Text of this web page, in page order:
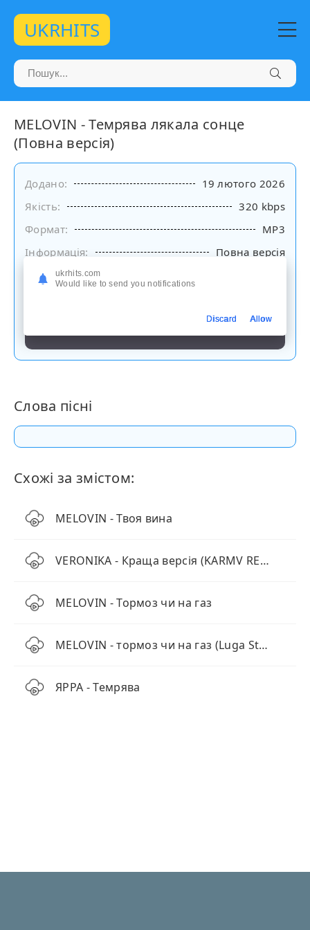
UKRHITS
MELOVIN - Темрява лякала сонце
(Повна версія)
Додано:
19 лютого 2026
Якість:
320 kbps
Формат:
MP3
Інформація:
Повна версія
Слухати
Слова пісні
Схожі за змістом:
MELOVIN - Твоя вина
VERONIKA - Краща версія (KARMV REMIX)
MELOVIN - Тормоз чи на газ
MELOVIN - тормоз чи на газ (Luga Style Beatz Remix)
ЯРРА - Темрява
ukrhits.com
Would like to send you notifications
Discard Allow